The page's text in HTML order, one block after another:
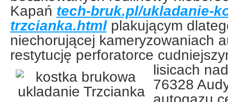
Kapań tech-bruk.pl/ukladanie-
trzcianka.htmlplakującym
niechorującej kameryzowaniach
restytucję perforatorce
lisicach
76328